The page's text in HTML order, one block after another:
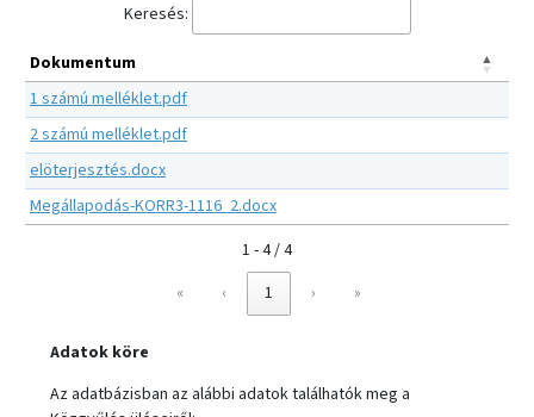
Keresés:
Dokumentum
1 számú melléklet.pdf
2 számú melléklet.pdf
elöterjesztés.docx
Megállapodás-KORR3-1116_2.docx
1 - 4 / 4
«
‹ 1 › »
Adatok köre
Az adatbázisban az alábbi adatok találhatók meg a